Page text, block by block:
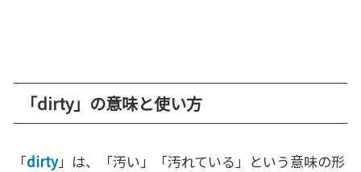
「dirty」の意味と使い方
「dirty」は、「汚い」「汚れている」という意味の形